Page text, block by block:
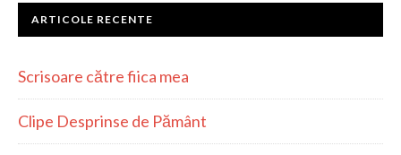
ARTICOLE RECENTE
Scrisoare către fiica mea
Clipe Desprinse de Pământ